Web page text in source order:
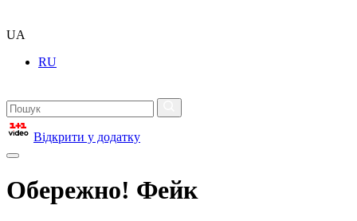
UA
RU
Відкрити у додатку
Обережно! Фейк